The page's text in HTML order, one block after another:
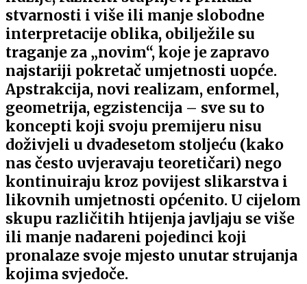
stvarnosti i više ili manje slobodne
interpretacije oblika, obilježile su
traganje za „novim“, koje je zapravo
najstariji pokretač umjetnosti uopće.
Apstrakcija, novi realizam, enformel,
geometrija, egzistencija – sve su to
koncepti koji svoju premijeru nisu
doživjeli u dvadesetom stoljeću (kako
nas često uvjeravaju teoretičari) nego
kontinuiraju kroz povijest slikarstva i
likovnih umjetnosti općenito. U cijelom
skupu različitih htijenja javljaju se više
ili manje nadareni pojedinci koji
pronalaze svoje mjesto unutar strujanja
kojima svjedoče.